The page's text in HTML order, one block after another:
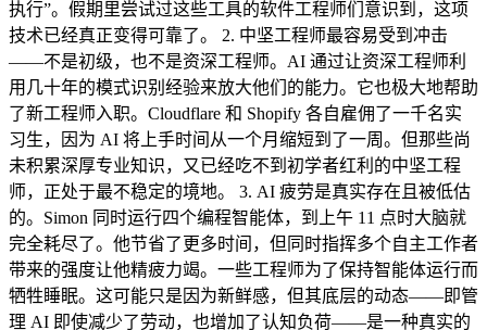
执行”。假期里尝试过这些工具的软件工程师们意识到，这项
技术已经真正变得可靠了。 2. 中坚工程师最容易受到冲击
——不是初级，也不是资深工程师。AI 通过让资深工程师利
用几十年的模式识别经验来放大他们的能力。它也极大地帮助
了新工程师入职。Cloudflare 和 Shopify 各自雇佣了一千名实
习生，因为 AI 将上手时间从一个月缩短到了一周。但那些尚
未积累深厚专业知识，又已经吃不到初学者红利的中坚工程
师，正处于最不稳定的境地。 3. AI 疲劳是真实存在且被低估
的。Simon 同时运行四个编程智能体，到上午 11 点时大脑就
完全耗尽了。他节省了更多时间，但同时指挥多个自主工作者
带来的强度让他精疲力竭。一些工程师为了保持智能体运行而
牺牲睡眠。这可能只是因为新鲜感，但其底层的动态——即管
理 AI 即使减少了劳动，也增加了认知负荷——是一种真实的